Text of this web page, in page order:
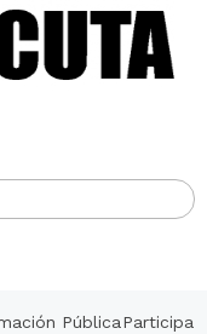
PúblicaParticipa